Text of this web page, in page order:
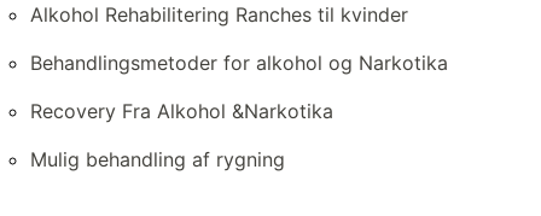
Alkohol Rehabilitering Ranches til kvinder
Behandlingsmetoder for alkohol og Narkotika
Recovery Fra Alkohol &Narkotika
Mulig behandling af rygning